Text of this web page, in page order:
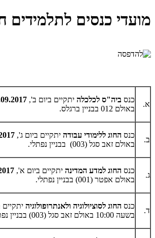
מועדי כנסים לתלמידים
א.
כנס ביה"ס לכלכלה יתקיים ביום ב',
באולם 012 בבניין ברגלס.
ב.
כנס החוג ללימודי עבודה יתקיים ביום ג',
באולם זאב סגל (003) בבניין נפתלי.
ג.
כנס החוג למדע המדינה יתקיים ביום א',
באולם אפטר (001) בבניין נפתלי.
ד.
כנס החוג לסוציולוגיה ולאנתרופולוגיה יתקיים
בשעה 10:00 באולם זאב סגל (003) בבניין נפתלי.